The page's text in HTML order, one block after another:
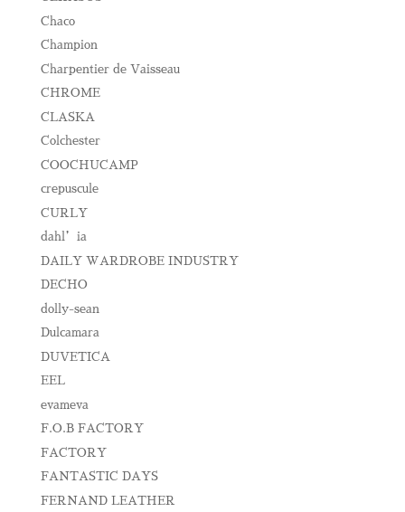
Chaco
Champion
Charpentier de Vaisseau
CHROME
CLASKA
Colchester
COOCHUCAMP
crepuscule
CURLY
dahl’ia
DAILY WARDROBE INDUSTRY
DECHO
dolly-sean
Dulcamara
DUVETICA
EEL
evameva
F.O.B FACTORY
FACTORY
FANTASTIC DAYS
FERNAND LEATHER